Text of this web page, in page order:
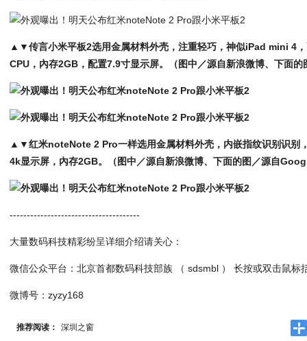
▲▼传言小米平板2选用金属材料外壳，注重轻巧，神似iPad mini 4
CPU，內存2GB，配置7.9寸显示屏。（图中／源自新浪微博、下面
▲▼红米noteNote 2 Pro一样选用金属材料外壳，内嵌指纹识别识别
4k显示屏，內存2GB。（图中／源自新浪微博、下面的图／源自
--------------------------------------
大量数码科技精彩纷呈详细介绍请关心：
微信公众平台：北京首都数码科技部族 （ sdsmbl ） 长按或双击鼠标
微博号：zyzy168
推荐阅读： 深圳之窗